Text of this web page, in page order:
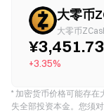
费 + 价差），按需
额、费用和到账时
大零币
大零币
¥3,451.73
+3.35%
* 加密货币价格可能存在
失全部投资本金。您须